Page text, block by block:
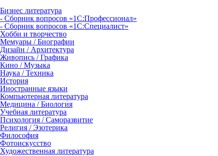
Бизнес литература
- Сборник вопросов «1С:Профессионал»
- Сборник вопросов «1С:Специалист»
Хобби и творчество
Мемуары / Биографии
Дизайн / Архитектура
Живопись / Графика
Кино / Музыка
Наука / Техника
История
Иностранные языки
Компьютерная литература
Медицина / Биология
Учебная литература
Психология / Саморазвитие
Религия / Эзотерика
Философия
Фотоискусство
Художественная литература